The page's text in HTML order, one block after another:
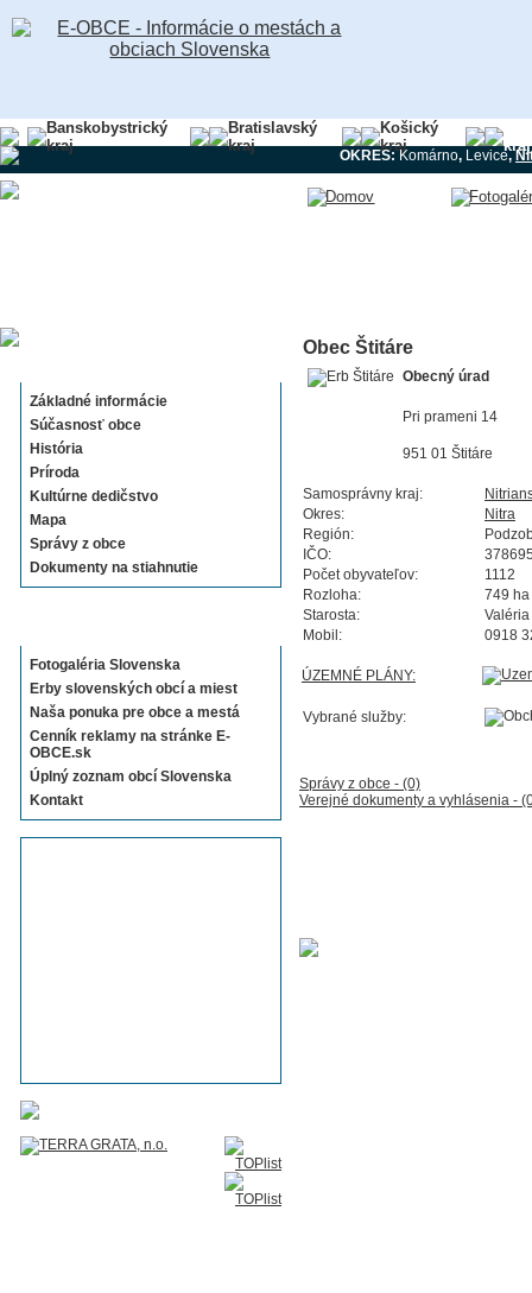
Banskobystrický
kraj
Bratislavský
kraj
Košický
kraj
kraj
OKRES:Komárno, Levice,
Základné informácie
Súčasnosť obce
História
Príroda
Kultúrne dedičstvo
Mapa
Správy z obce
Dokumenty na stiahnutie
Fotogaléria Slovenska
Erby slovenských obcí a miest
Naša ponuka pre obce a mestá
Cenník reklamy na stránke E-
OBCE.sk
Úplný zoznam obcí Slovenska
Kontakt
Obec Štitáre
Obecný úrad
Pri prameni 14
951 01 Štitáre
Samosprávny kraj:
Okres:
Nitra
Región:
IČO:
Počet obyvateľov:
1112
Rozloha:
749 ha
Starosta:
Mobil:
0918
ÚZEMNÉ PLÁNY:
Vybrané služby:
Správy z obce - (0)
Verejné dokumenty a vyhlásenia -